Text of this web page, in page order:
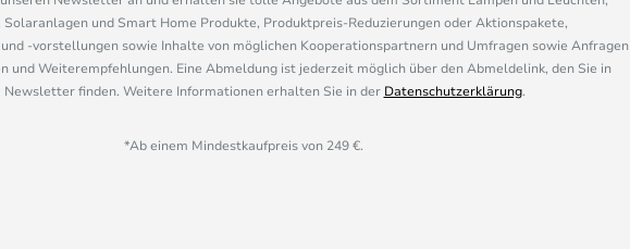
und Smart Home Produkte, Produktpreis-Reduzierungen oder Aktionspakete,
-vorstellungen sowie Inhalte von möglichen Kooperationspartnern und Umfragen sowie Anfragen
und Weiterempfehlungen. Eine Abmeldung ist jederzeit möglich über den Abmeldelink, den Sie in
Newsletter finden. Weitere Informationen erhalten Sie in der Datenschutzerklärung.
*Ab einem Mindestkaufpreis von 249 €.